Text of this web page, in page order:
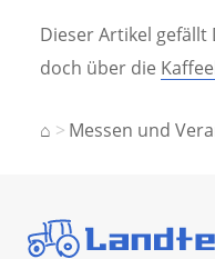
Dieser Artikel
doch über die
⌂ Messen und